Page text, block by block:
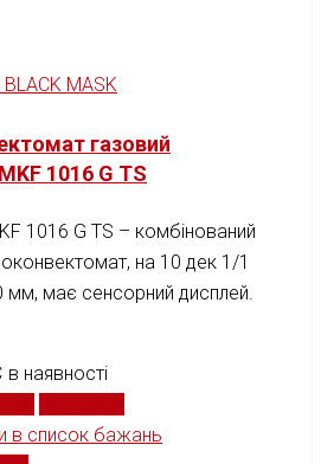
MASK
газовий
1016 G TS
1016 G TS – комбінований
на 10 дек 1/1
мм, має сенсорний дисплей.
в наявності
в список бажань